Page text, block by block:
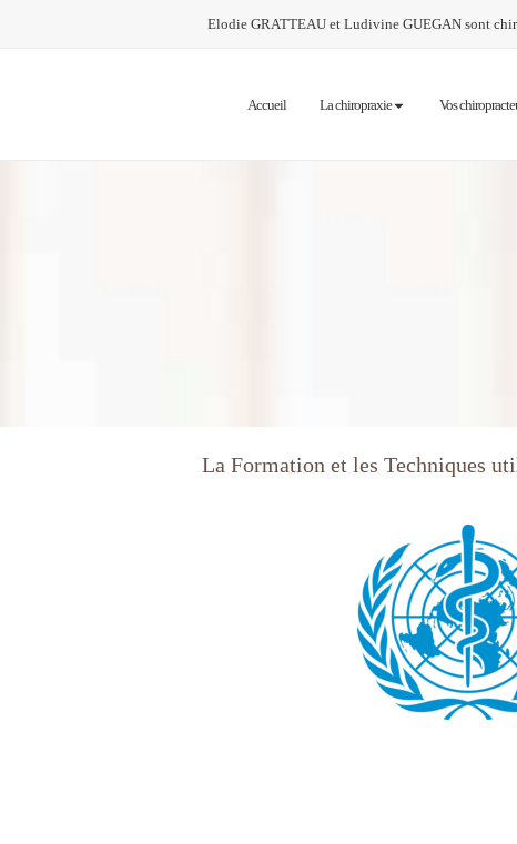
Elodie GRATTEAU et Ludivine GUEGAN sont
Accueil La chiropraxie Vos
La Formation et les Techniques